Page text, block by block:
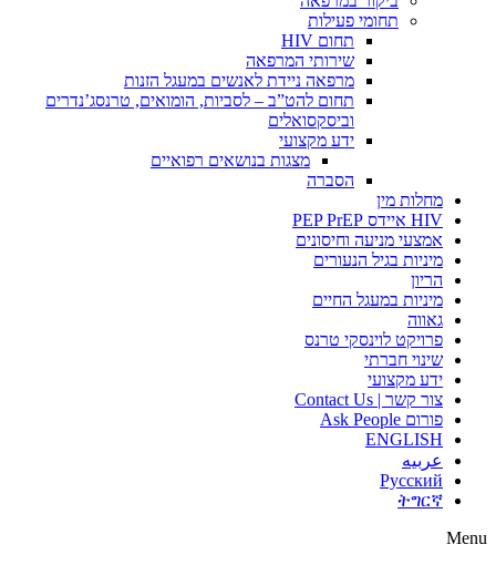
תחומי פעילות
תחום HIV
שירותי המרפאה
מרפאה ניידת לאנשים במעגל הזנות
תחום להט”ב – לסביות, הומואים, טרנסג’נדרים
וביסקסואלים
ידע מקצועי
מצגות בנושאים רפואיים
הסברה
מחלות מין
HIV איידס PEP PrEP
אמצעי מניעה וחיסונים
מיניות בגיל הנעורים
הריון
מיניות במעגל החיים
גאווה
פרויקט לוינסקי טרנס
שינוי חברתי
ידע מקצועי
צור קשר | Contact Us
פורום Ask People
ENGLISH
عربيه
Русский
ትግርኛ
Menu